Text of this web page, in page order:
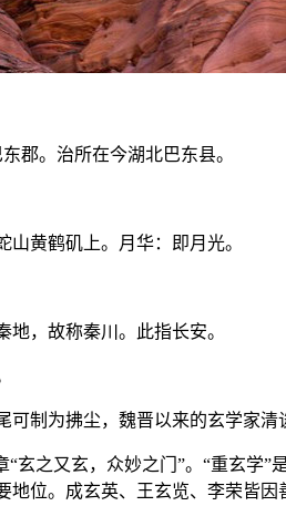
郡。治所在今湖北巴东县。
黄鹤矶上。月华：即月光。
，故称秦川。此指长安。
制为拂尘，魏晋以来的玄学家清
玄之又玄，众妙之门”。“重玄学
地位。成玄英、王玄览、李荣皆因